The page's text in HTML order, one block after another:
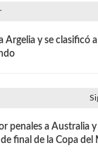
Argelia y se clasificó
penales a Australia
final de la Copa